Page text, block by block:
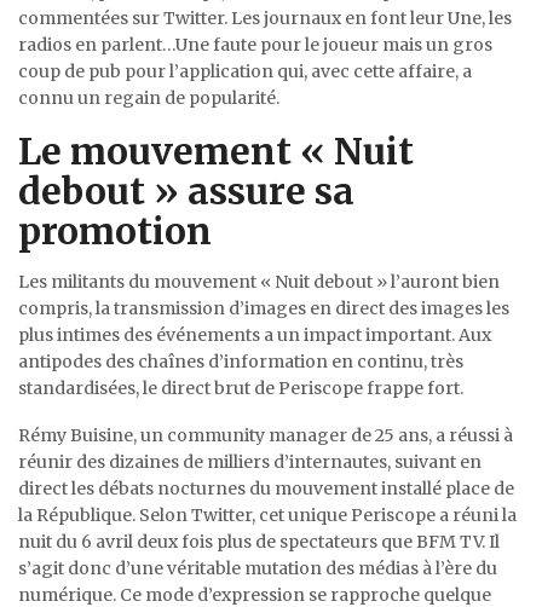
commentées sur Twitter. Les journaux en font leur Une, les
radios en parlent…Une faute pour le joueur mais un gros
coup de pub pour l’application qui, avec cette affaire, a
connu un regain de popularité.
Le mouvement « Nuit
debout » assure sa
promotion
Les militants du mouvement « Nuit debout » l’auront bien
compris, la transmission d’images en direct des images les
plus intimes des événements a un impact important. Aux
antipodes des chaînes d’information en continu, très
standardisées, le direct brut de Periscope frappe fort.
Rémy Buisine, un community manager de 25 ans, a réussi à
réunir des dizaines de milliers d’internautes, suivant en
direct les débats nocturnes du mouvement installé place de
la République. Selon Twitter, cet unique Periscope a réuni la
nuit du 6 avril deux fois plus de spectateurs que BFM TV. Il
s’agit donc d’une véritable mutation des médias à l’ère du
numérique. Ce mode d’expression se rapproche quelque